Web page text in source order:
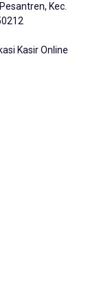
Kec.
Kasir Online